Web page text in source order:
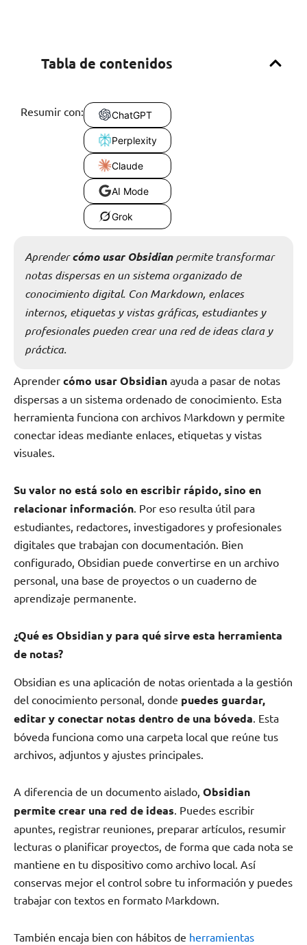
Tabla de contenidos
Resumir con: ChatGPT
Perplexity
Claude
AI Mode
Grok
Aprendercómo usar Obsidianpermite transformar
notas dispersas en un sistema organizado de
conocimiento digital. Con Markdown, enlaces
internos, etiquetas y vistas gráficas, estudiantes y
profesionales pueden crear una red de ideas clara y
práctica.
Aprender cómo usar Obsidian ayuda a pasar de notas
dispersas a un sistema ordenado de conocimiento. Esta
herramienta funciona con archivos Markdown y permite
conectar ideas mediante enlaces, etiquetas y vistas
visuales.
Su valor no está solo en escribir rápido, sino en
relacionar información . Por eso resulta útil para
estudiantes, redactores, investigadores y profesionales
digitales que trabajan con documentación. Bien
configurado, Obsidian puede convertirse en un archivo
personal, una base de proyectos o un cuaderno de
aprendizaje permanente.
¿Qué es Obsidian y para qué sirve esta herramienta
de notas?
Obsidian es una aplicación de notas orientada a la gestión
del conocimiento personal, donde puedes guardar,
editar y conectar notas dentro de una bóveda. Esta
bóveda funciona como una carpeta local que reúne tus
archivos, adjuntos y ajustes principales.
A diferencia de un documento aislado, Obsidian
permite crear una red de ideas. Puedes escribir
apuntes, registrar reuniones, preparar artículos, resumir
lecturas o planificar proyectos, de forma que cada nota se
mantiene en tu dispositivo como archivo local. Así
conservas mejor el control sobre tu información y puedes
trabajar con textos en formato Markdown.
También encaja bien con hábitos de herramientas